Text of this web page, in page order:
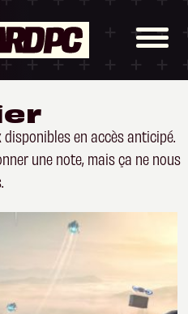
en accès anticipé.
une note, mais ça ne nous